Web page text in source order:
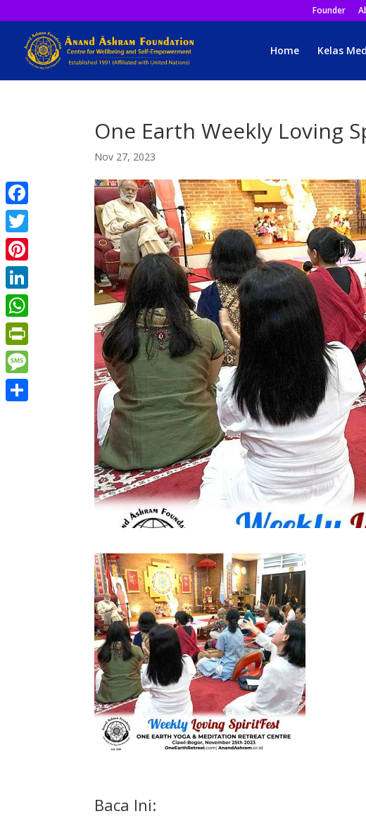
Founder
Home Kelas
One Earth Weekly Loving
Nov 27, 2023
Baca Ini:
Facebook
Twitter
Pinterest
LinkedIn
WhatsApp
PrintFriendly
Message